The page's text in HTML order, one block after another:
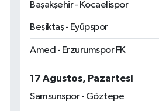
Başakşehir - Kocaelispor
Beşiktaş - Eyüpspor
Amed - Erzurumspor FK
17 Ağustos, Pazartesi
Samsunspor - Göztepe